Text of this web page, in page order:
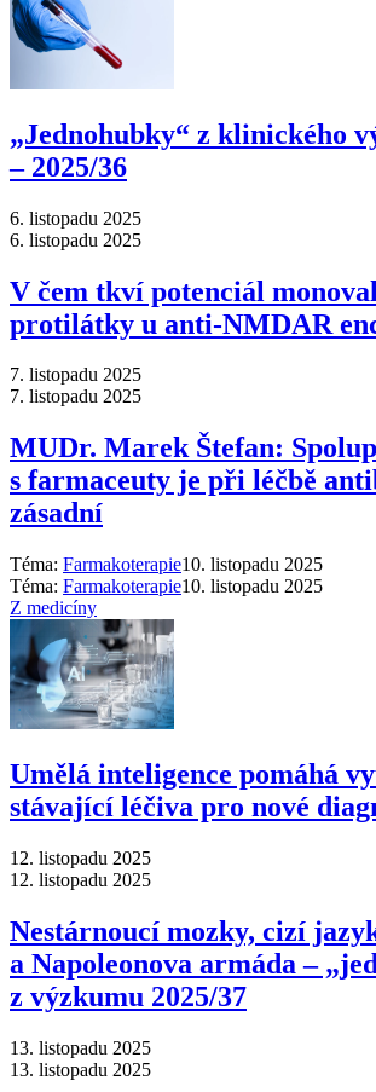
„Jednohubky“ z klinického
–⁠ 2025/36
6. listopadu 2025
6. listopadu 2025
V čem tkví potenciál
protilátky u anti-NMDAR
7. listopadu 2025
7. listopadu 2025
MUDr. Marek Štefan:
s farmaceuty je při léčbě
zásadní
Téma: Farmakoterapie10. listopadu 2025
Téma: Farmakoterapie10. listopadu 2025
Z medicíny
Umělá inteligence pomáhá
stávající léčiva pro nové
12. listopadu 2025
12. listopadu 2025
Nestárnoucí mozky, cizí
a Napoleonova armáda –⁠
z výzkumu 2025/37
13. listopadu 2025
13. listopadu 2025